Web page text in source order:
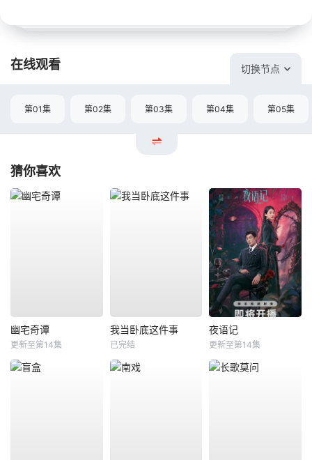
在线观看 切换节点
第01集 第02集 第03集 第04集 第05集
猜你喜欢
幽宅奇谭
更新至第14集
我当卧底这件事
已完结
夜语记
更新至第14集